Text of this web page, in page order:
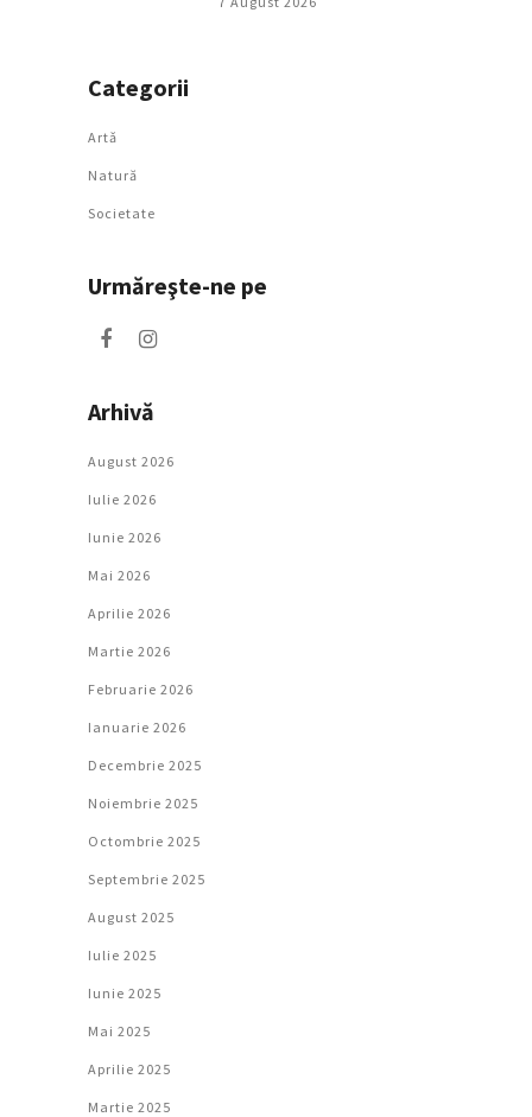
Categorii
Artǎ
Natură
Societate
Urmăreşte-ne pe
Arhivă
August 2026
Iulie 2026
Iunie 2026
Mai 2026
Aprilie 2026
Martie 2026
Februarie 2026
Ianuarie 2026
Decembrie 2025
Noiembrie 2025
Octombrie 2025
Septembrie 2025
August 2025
Iulie 2025
Iunie 2025
Mai 2025
Aprilie 2025
Martie 2025